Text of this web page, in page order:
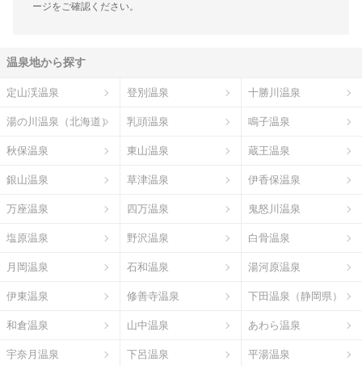
ージをご確認ください。
温泉地から探す
定山渓温泉 登別温泉 十勝川温泉
湯の川温泉（北海道） 乳頭温泉 鳴子温泉
秋保温泉 東山温泉 蔵王温泉
銀山温泉 草津温泉 伊香保温泉
万座温泉 四万温泉 鬼怒川温泉
塩原温泉 野沢温泉 白骨温泉
月岡温泉 石和温泉 湯河原温泉
伊東温泉 修善寺温泉 下田温泉（静岡県）
和倉温泉 山中温泉 あわら温泉
宇奈月温泉 下呂温泉 平湯温泉